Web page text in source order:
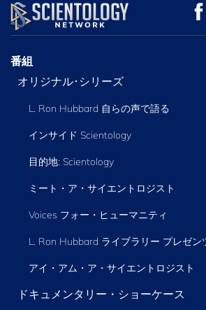
観る
番組
オリジナル･シリーズ
L. Ron Hubbard 自らの声で語る
インサイド Scientology
目的地: Scientology
ミート・ア・サイエントロジスト
Voices フォー・ヒューマニティ
L. Ron Hubbard ライブラリー プレゼン
アイ・アム・ア・サイエントロジスト
ドキュメンタリー・ショーケース